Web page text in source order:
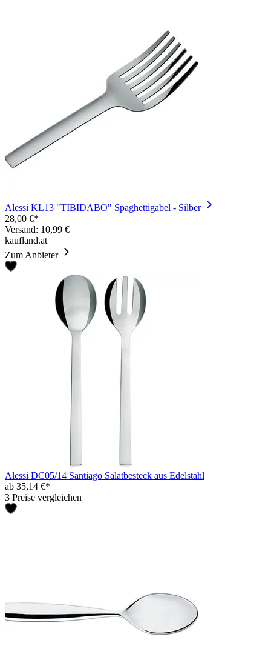
Alessi KL13 "TIBIDABO" Spaghettigabel - Silber
28,00 €*
Versand: 10,99 €
kaufland.at
Zum Anbieter
Alessi DC05/14 Santiago Salatbesteck aus Edelstahl
ab 35,14 €*
3 Preise vergleichen